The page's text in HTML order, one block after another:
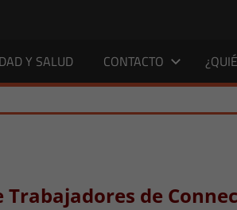
Y SALUD CONTACTO
de